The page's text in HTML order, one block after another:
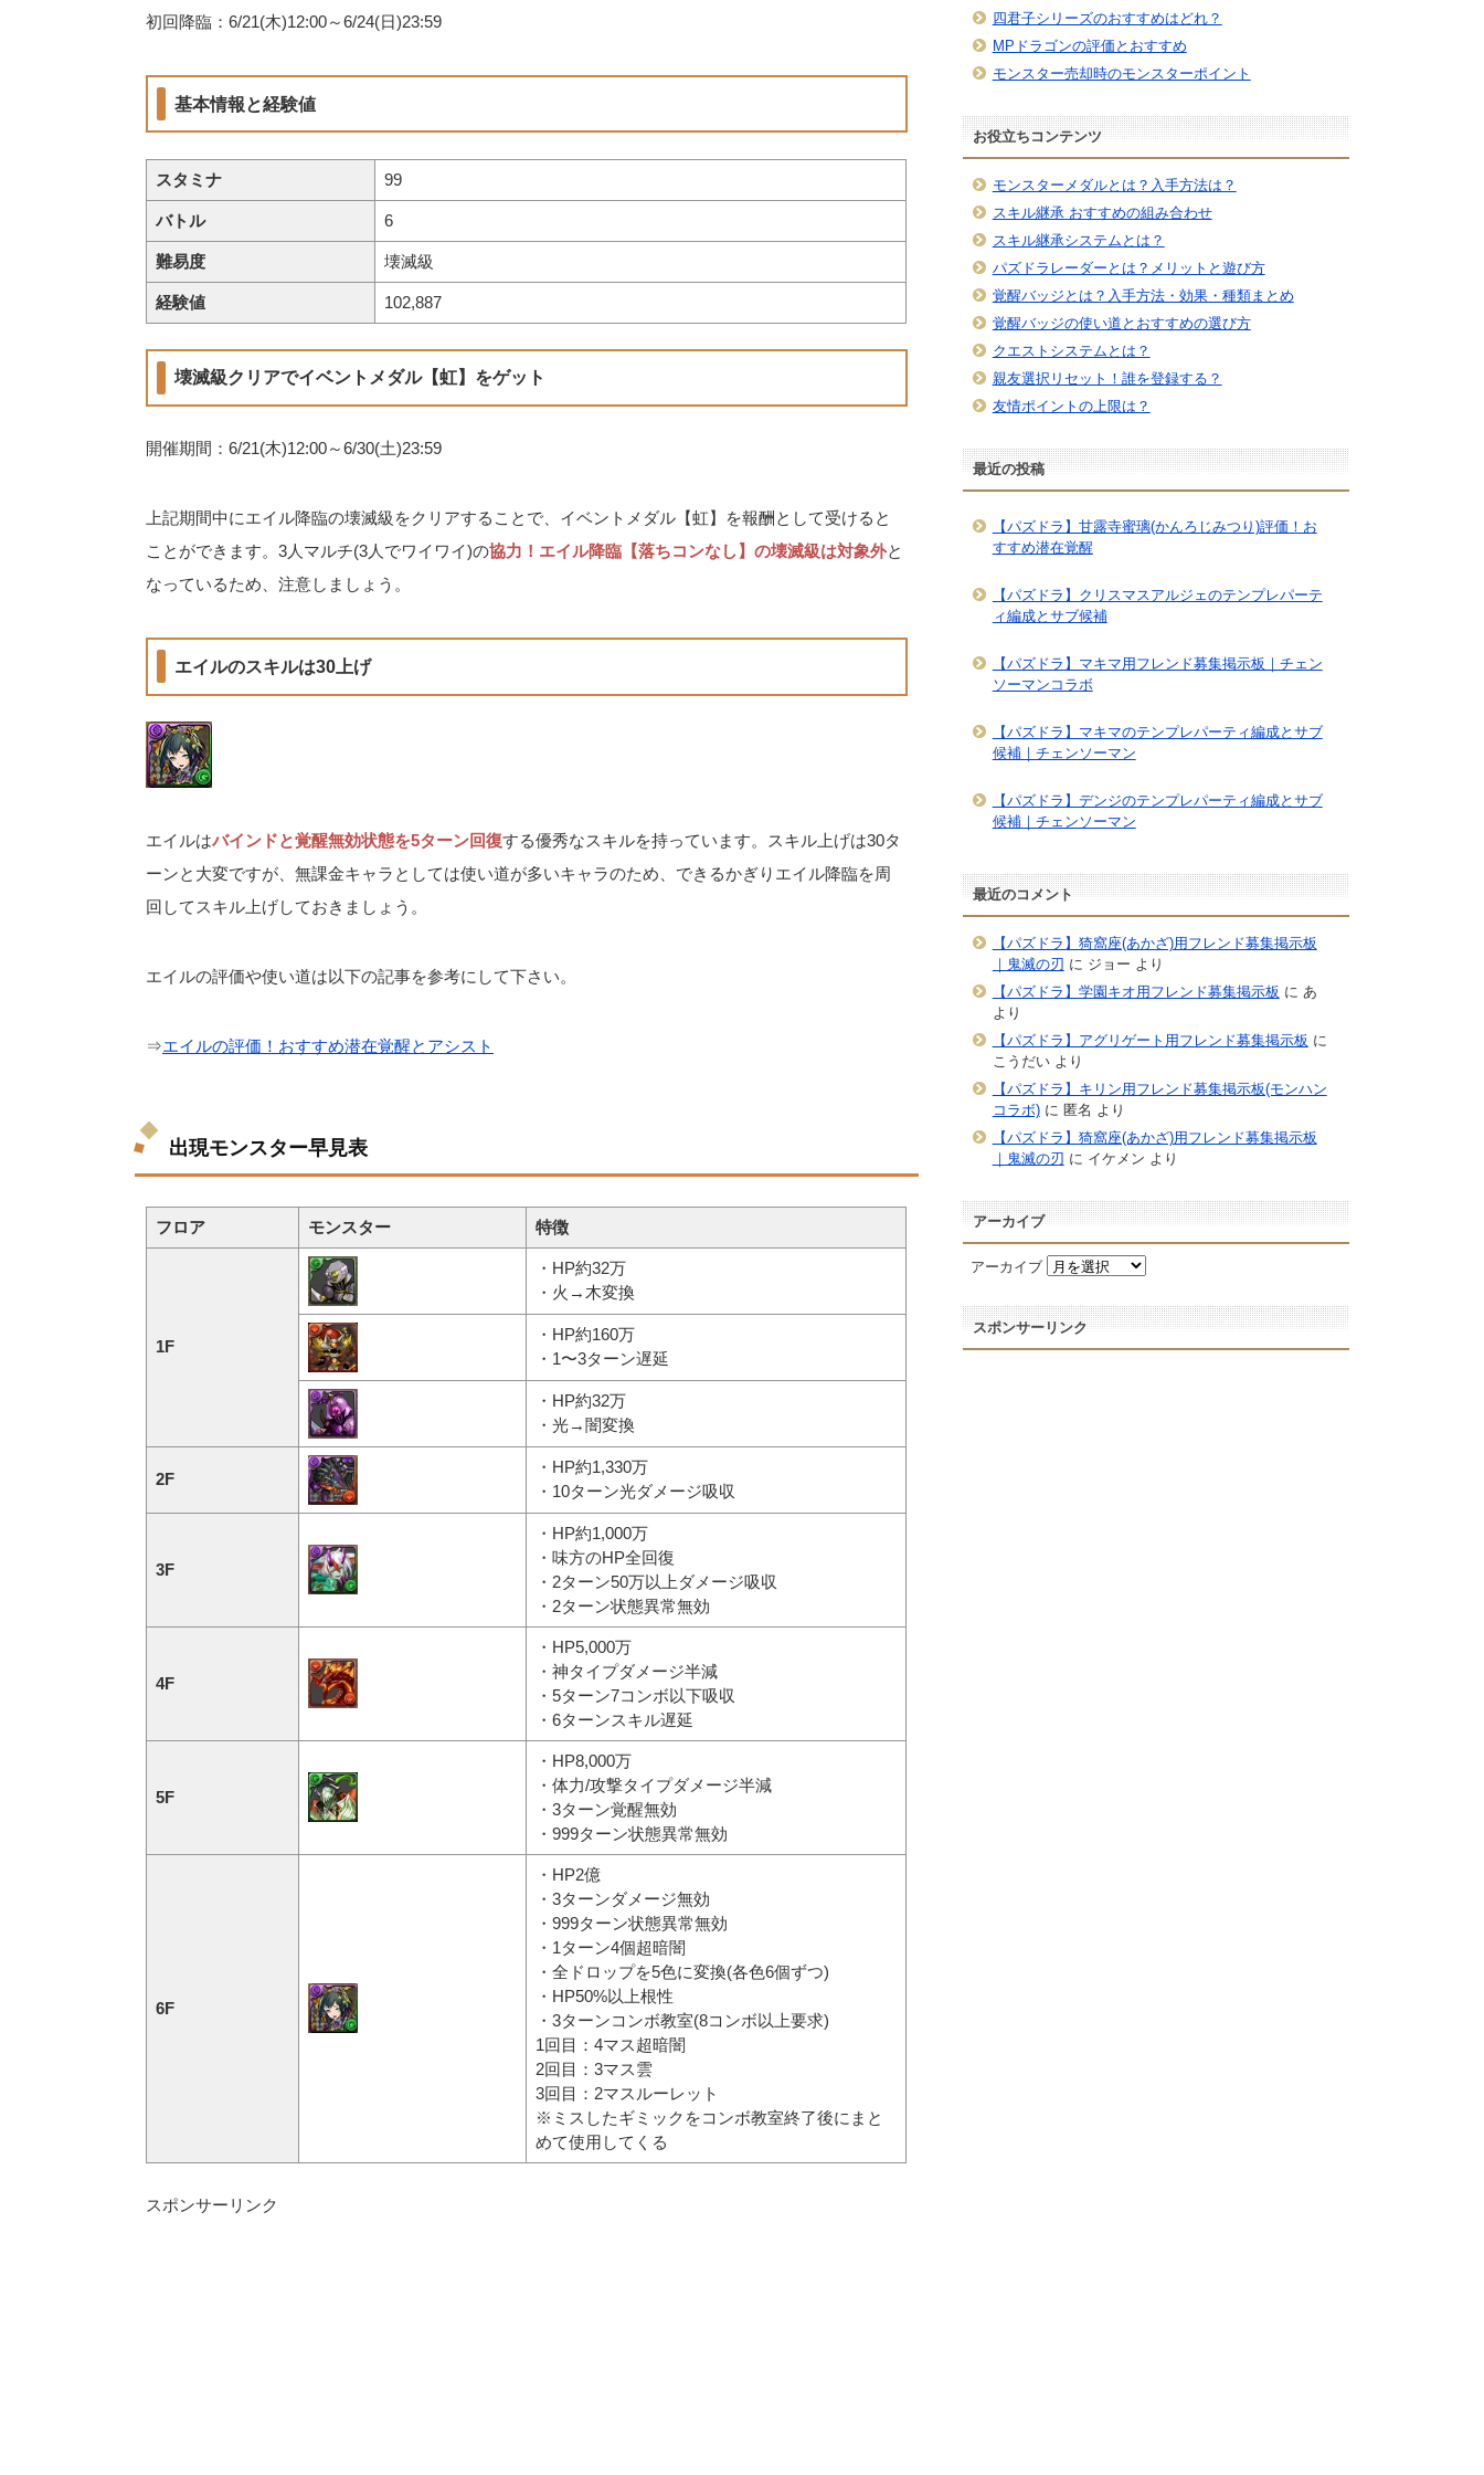
初回降臨：6/21(木)12:00～6/24(日)23:59
基本情報と経験値
スタミナ 99
バトル 6
難易度 壊滅級
経験値 102,887
壊滅級クリアでイベントメダル【虹】をゲット
開催期間：6/21(木)12:00～6/30(土)23:59
上記期間中にエイル降臨の壊滅級をクリアすることで、イベントメダル【虹】を報酬として受けると
ことができます。3人マルチ(3人でワイワイ)の協力！エイル降臨【落ちコンなし】の壊滅級は対象外と
なっているため、注意しましょう。
エイルのスキルは30上げ
エイルはバインドと覚醒無効状態を5ターン回復する優秀なスキルを持っています。スキル上げは30タ
ーンと大変ですが、無課金キャラとしては使い道が多いキャラのため、できるかぎりエイル降臨を周
回してスキル上げしておきましょう。
エイルの評価や使い道は以下の記事を参考にして下さい。
⇒エイルの評価！おすすめ潜在覚醒とアシスト
出現モンスター早見表
フロア モンスター 特徴
1F
・HP約32万
・火→木変換
・HP約160万
・1〜3ターン遅延
・HP約32万
・光→闇変換
2F
・HP約1,330万
・10ターン光ダメージ吸収
3F
・HP約1,000万
・味方のHP全回復
・2ターン50万以上ダメージ吸収
・2ターン状態異常無効
4F
・HP5,000万
・神タイプダメージ半減
・5ターン7コンボ以下吸収
・6ターンスキル遅延
5F
・HP8,000万
・体力/攻撃タイプダメージ半減
・3ターン覚醒無効
・999ターン状態異常無効
6F
・HP2億
・3ターンダメージ無効
・999ターン状態異常無効
・1ターン4個超暗闇
・全ドロップを5色に変換(各色6個ずつ)
・HP50%以上根性
・3ターンコンボ教室(8コンボ以上要求)
1回目：4マス超暗闇
2回目：3マス雲
3回目：2マスルーレット
※ミスしたギミックをコンボ教室終了後にまと
めて使用してくる
スポンサーリンク
四君子シリーズのおすすめはどれ？
MPドラゴンの評価とおすすめ
モンスター売却時のモンスターポイント
お役立ちコンテンツ
モンスターメダルとは？入手方法は？
スキル継承 おすすめの組み合わせ
スキル継承システムとは？
パズドラレーダーとは？メリットと遊び方
覚醒バッジとは？入手方法・効果・種類まとめ
覚醒バッジの使い道とおすすめの選び方
クエストシステムとは？
親友選択リセット！誰を登録する？
友情ポイントの上限は？
最近の投稿
【パズドラ】甘露寺蜜璃(かんろじみつり)評価！お
すすめ潜在覚醒
【パズドラ】クリスマスアルジェのテンプレパーテ
ィ編成とサブ候補
【パズドラ】マキマ用フレンド募集掲示板｜チェン
ソーマンコラボ
【パズドラ】マキマのテンプレパーティ編成とサブ
候補｜チェンソーマン
【パズドラ】デンジのテンプレパーティ編成とサブ
候補｜チェンソーマン
最近のコメント
【パズドラ】猗窩座(あかざ)用フレンド募集掲示板
｜鬼滅の刃 に ジョー より
【パズドラ】学園キオ用フレンド募集掲示板 に あ
より
【パズドラ】アグリゲート用フレンド募集掲示板 に
こうだいより
【パズドラ】キリン用フレンド募集掲示板(モンハン
コラボ)に 匿名 より
【パズドラ】猗窩座(あかざ)用フレンド募集掲示板
｜鬼滅の刃 に イケメン より
アーカイブ
アーカイブ
スポンサーリンク